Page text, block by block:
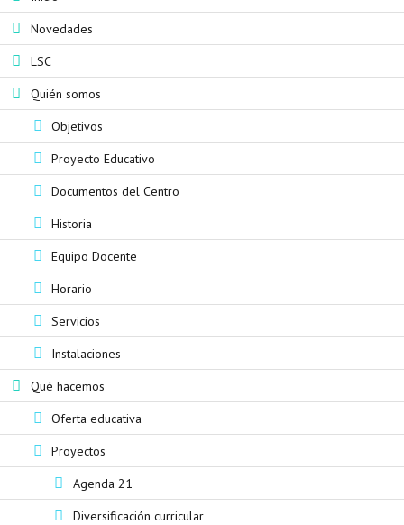
Novedades
LSC
Quién somos
Objetivos
Proyecto Educativo
Documentos del Centro
Historia
Equipo Docente
Horario
Servicios
Instalaciones
Qué hacemos
Oferta educativa
Proyectos
Agenda 21
Diversificación curricular